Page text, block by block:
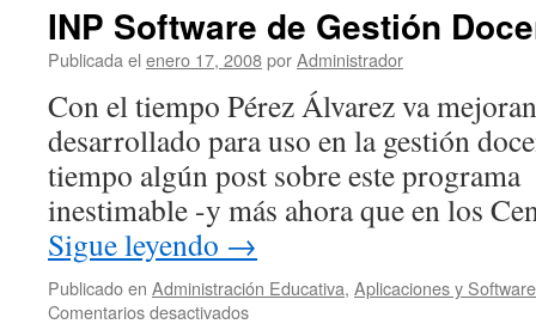
INP Software de Gestión
Publicada el enero 17, 2008porAdministrador
Con el tiempo Pérez Álvarez va
desarrollado para uso en la gestión
tiempo algún post sobre este
inestimable -y más ahora que en los
Sigue leyendo →
Publicado en Administración Educativa, Aplicaciones y Software
Comentarios desactivadosen